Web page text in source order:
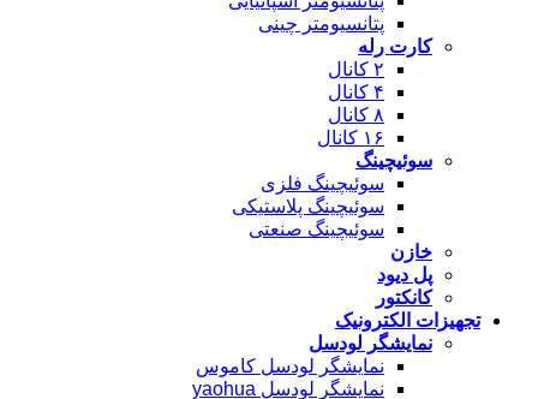
پتانسیومتر چینی
کارت رله
۲ کانال
۴ کانال
۸ کانال
۱۶ کانال
سوئیچینگ
سوئیچینگ فلزی
سوئیچینگ پلاستیکی
سوئیچینگ صنعتی
خازن
پل دیود
کانکتور
تجهیزات الکترونیک
نمایشگر لودسل
نمایشگر لودسل کاموس
نمایشگر لودسل yaohua